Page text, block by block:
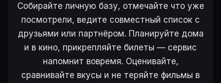
Собирайте личную базу, отмечайте что уже
посмотрели, ведите совместный список с
друзьями или партнёром. Планируйте дома
и в кино, прикрепляйте билеты — сервис
напомнит вовремя. Оценивайте,
сравнивайте вкусы и не теряйте фильмы в